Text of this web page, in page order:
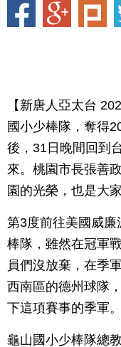
【新唐人亞太台
國小少棒隊，奪得
後，31日晚間回到
來。桃園市長張善
園的光榮，也是大
第3度前往美國威
棒隊，雖然在冠軍
員們沒放棄，在季
西南區的德州球隊
下這項賽事的季軍。
龜山國小少棒隊總